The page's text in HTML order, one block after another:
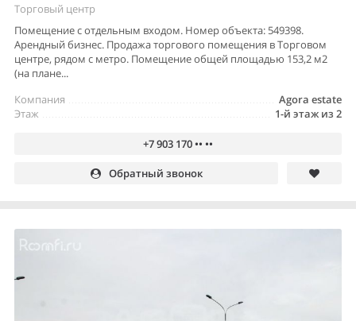
Торговый центр
Помещение с отдельным входом. Номер объекта: 549398.
Арендный бизнес. Продажа торгового помещения в Торговом
центре, рядом с метро. Помещение общей площадью 153,2 м2
(на плане...
Agora estate
Компания
1-й этаж из 2
Этаж
+7 903 170 •• ••
Обратный звонок